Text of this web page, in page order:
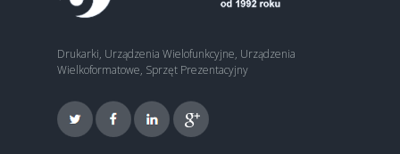
Drukarki, Urządzenia Wielofunkcyjne, Urządzenia
Wielkoformatowe, Sprzęt Prezentacyjny